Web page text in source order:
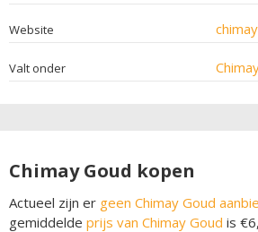
Website
Valt onder
Chimay Goud kopen
Actueel zijn er geen Chimay Goud
gemiddelde prijs van Chimay Goud is